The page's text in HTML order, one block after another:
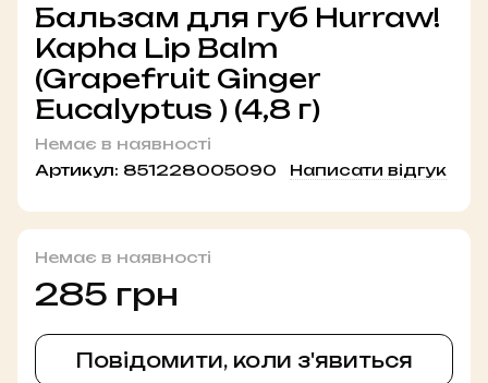
Бальзам для губ Hurraw!
Kapha Lip Balm
(Grapefruit Ginger
Eucalyptus ) (4,8 г)
Немає в наявності
Артикул: 851228005090 Написати відгук
Немає в наявності
285 грн
Повідомити, коли з'явиться